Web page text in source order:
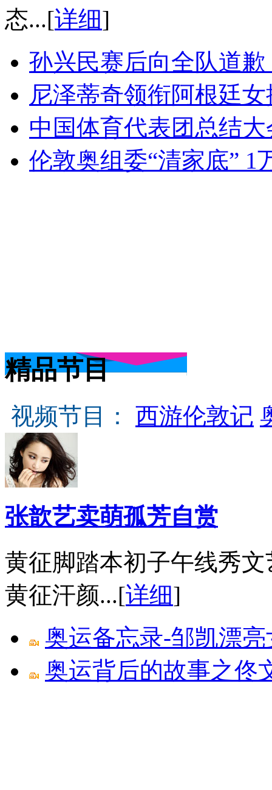
态...[详细]
孙兴民赛后向全队道
尼泽蒂奇领衔阿根廷
中国体育代表团总结
伦敦奥组委“清家底” 1
精品节目
视频节目： 西游伦敦记
张歆艺卖萌孤芳自赏
黄征脚踏本初子午线秀
黄征汗颜...[详细]
奥运备忘录-邹凯漂
奥运背后的故事之佟